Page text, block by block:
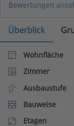
Bewertungen
Überblick
Wohnfläche
Zimmer
Ausbaustufe
Bauweise
Etagen